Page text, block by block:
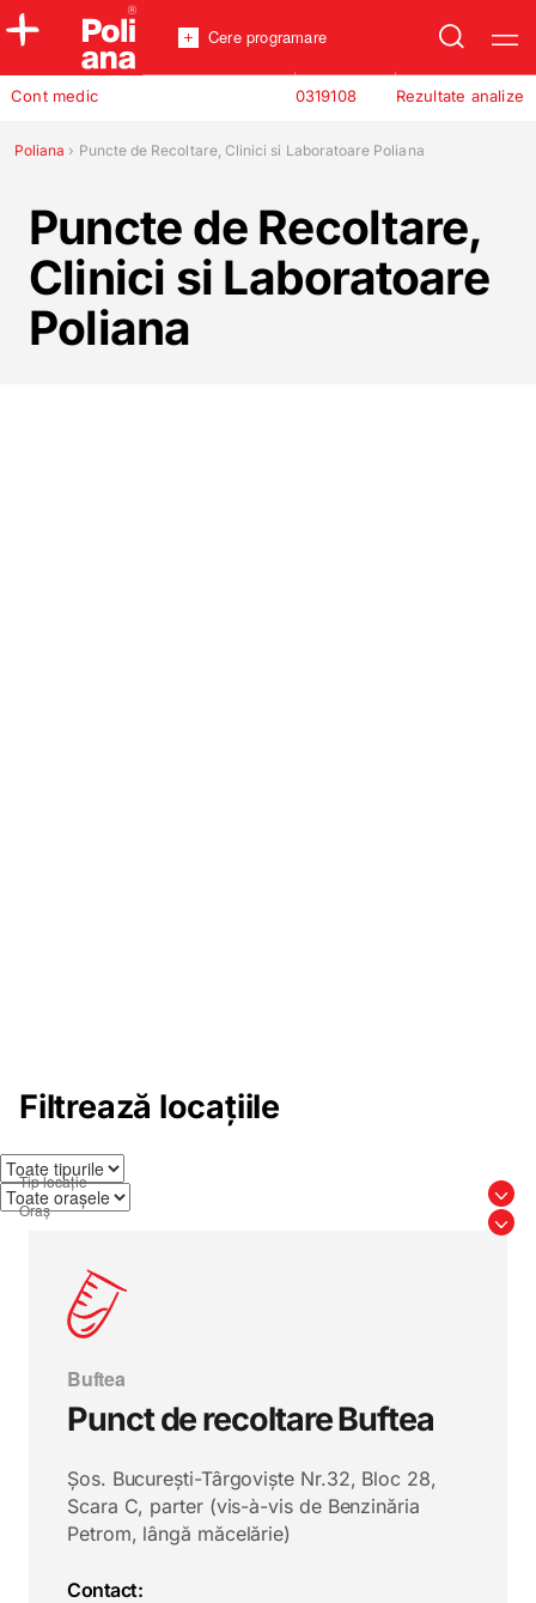
Policlinica
Analize
Cont medic Rezultate analize
0319108
Cere programare
Poliana › Puncte de Recoltare, Clinici si Laboratoare Poliana
Puncte de Recoltare,
Clinici si Laboratoare
Poliana
Filtrează locațiile
Buftea
Punct de recoltare Buftea
Șos. București-Târgoviște Nr.32, Bloc 28,
Scara C, parter (vis-à-vis de Benzinăria
Petrom, lângă măcelărie)
Contact: